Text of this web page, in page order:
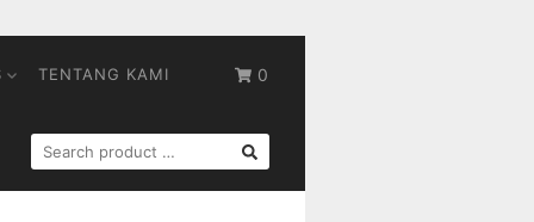
0
TENTANG KAMI
SEARCH
FOR: